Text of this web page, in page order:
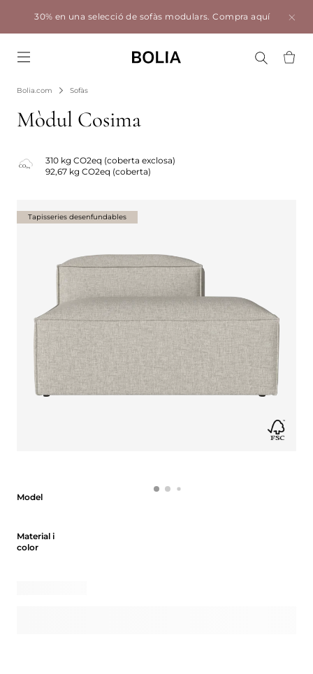
30% en una selecció de sofàs modulars.Compra aquí
Bolia.com Sofàs
Mòdul Cosima
310 kg CO2eq (coberta exclosa)
92,67 kg CO2eq (coberta)
Model
Material i
color
Tapisseries desenfundables